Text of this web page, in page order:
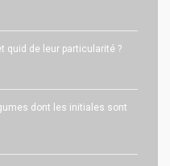
quid de leur particularité ?
dont les initiales sont